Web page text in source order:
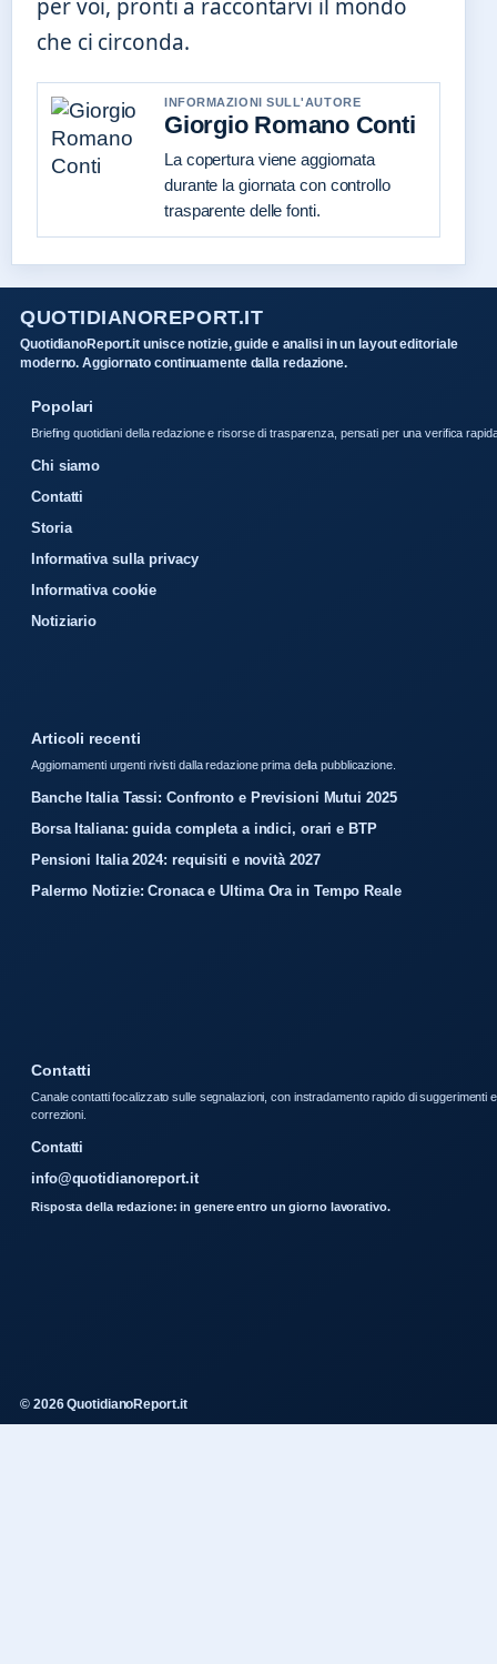
per voi, pronti a raccontarvi il mondo
che ci circonda.
INFORMAZIONI SULL'AUTORE
Giorgio Romano Conti
La copertura viene aggiornata
durante la giornata con controllo
trasparente delle fonti.
QUOTIDIANOREPORT.IT
QuotidianoReport.it unisce notizie, guide e analisi in un layout editoriale
moderno. Aggiornato continuamente dalla redazione.
Popolari
Briefing quotidiani della redazione e risorse di trasparenza, pensati per una verifica
Chi siamo
Contatti
Storia
Informativa sulla privacy
Informativa cookie
Notiziario
Articoli recenti
Aggiornamenti urgenti rivisti dalla redazione prima della pubblicazione.
Banche Italia Tassi: Confronto e Previsioni Mutui 2025
Borsa Italiana: guida completa a indici, orari e BTP
Pensioni Italia 2024: requisiti e novità 2027
Palermo Notizie: Cronaca e Ultima Ora in Tempo Reale
Contatti
Canale contatti focalizzato sulle segnalazioni, con instradamento rapido di suggerimenti e
correzioni.
Contatti
info@quotidianoreport.it
Risposta della redazione: in genere entro un giorno lavorativo.
© 2026 QuotidianoReport.it